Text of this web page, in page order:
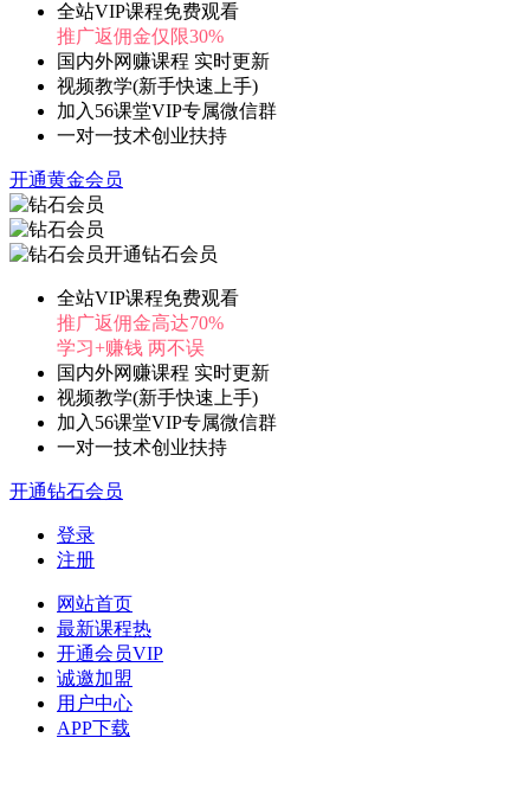
全站VIP课程免费观看
推广返佣金仅限30%
国内外网赚课程 实时更新
视频教学(新手快速上手)
加入56课堂VIP专属微信群
一对一技术创业扶持
开通黄金会员
开通钻石会员
全站VIP课程免费观看
推广返佣金高达70%
学习+赚钱 两不误
国内外网赚课程 实时更新
视频教学(新手快速上手)
加入56课堂VIP专属微信群
一对一技术创业扶持
开通钻石会员
登录
注册
网站首页
最新课程热
开通会员VIP
诚邀加盟
用户中心
APP下载